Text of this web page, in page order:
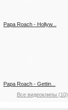
Papa Roach - Hollyw...
Papa Roach - Gettin...
Все видеоклипы (10)